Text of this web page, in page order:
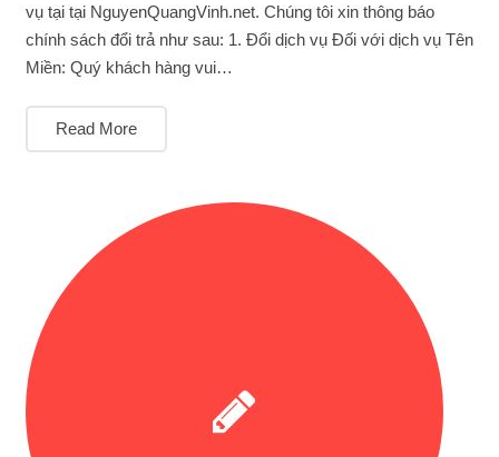
vụ tại tại NguyenQuangVinh.net. Chúng tôi xin thông báo
chính sách đổi trả như sau: 1. Đổi dịch vụ Đối với dịch vụ Tên
Miền: Quý khách hàng vui…
Read More